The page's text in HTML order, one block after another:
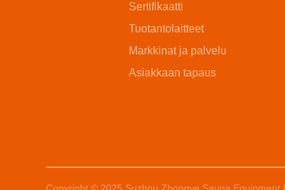
Sertifikaatti
Tuotantolaitteet
Markkinat ja palvelu
Asiakkaan tapaus